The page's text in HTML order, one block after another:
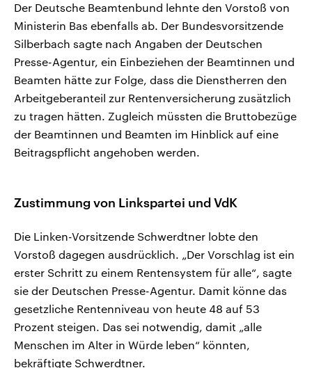
Der Deutsche Beamtenbund lehnte den Vorstoß von
Ministerin Bas ebenfalls ab. Der Bundesvorsitzende
Silberbach sagte nach Angaben der Deutschen
Presse-Agentur, ein Einbeziehen der Beamtinnen und
Beamten hätte zur Folge, dass die Dienstherren den
Arbeitgeberanteil zur Rentenversicherung zusätzlich
zu tragen hätten. Zugleich müssten die Bruttobezüge
der Beamtinnen und Beamten im Hinblick auf eine
Beitragspflicht angehoben werden.
Zustimmung von Linkspartei und VdK
Die Linken-Vorsitzende Schwerdtner lobte den
Vorstoß dagegen ausdrücklich. „Der Vorschlag ist ein
erster Schritt zu einem Rentensystem für alle“, sagte
sie der Deutschen Presse-Agentur. Damit könne das
gesetzliche Rentenniveau von heute 48 auf 53
Prozent steigen. Das sei notwendig, damit „alle
Menschen im Alter in Würde leben“ könnten,
bekräftigte Schwerdtner.